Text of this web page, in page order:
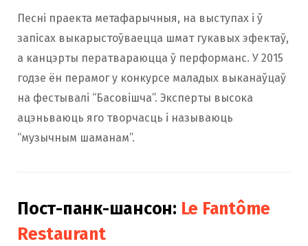
Песні праекта метафарычныя, на выступах і ў
запісах выкарыстоўваецца шмат гукавых эфектаў,
а канцэрты ператвараюцца ў перформанс. У 2015
годзе ён перамог у конкурсе маладых выканаўцаў
на фестывалі “Басовішча”. Эксперты высока
ацэньваюць яго творчасць і называюць
“музычным шаманам”.
Пост-панк-шансон: Le Fantôme
Restaurant